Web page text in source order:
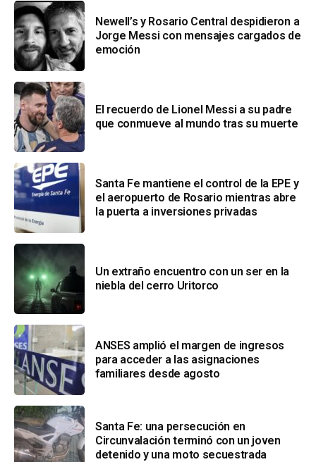
Newell’s y Rosario Central despidieron a
Jorge Messi con mensajes cargados de
emoción
El recuerdo de Lionel Messi a su padre
que conmueve al mundo tras su muerte
Santa Fe mantiene el control de la EPE y
el aeropuerto de Rosario mientras abre
la puerta a inversiones privadas
Un extraño encuentro con un ser en la
niebla del cerro Uritorco
ANSES amplió el margen de ingresos
para acceder a las asignaciones
familiares desde agosto
Santa Fe: una persecución en
Circunvalación terminó con un joven
detenido y una moto secuestrada